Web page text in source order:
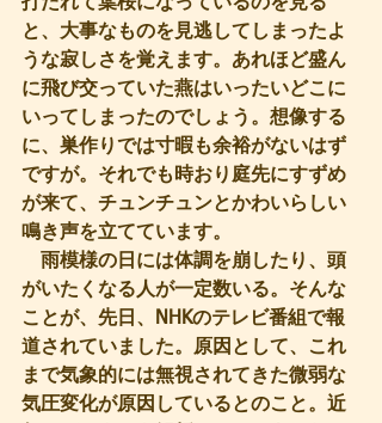
と、大事なものを見逃してしまったよ
うな寂しさを覚えます。あれほど盛ん
に飛び交っていた燕はいったいどこに
いってしまったのでしょう。想像する
に、巣作りでは寸暇も余裕がないはず
ですが。それでも時おり庭先にすずめ
が来て、チュンチュンとかわいらしい
鳴き声を立てています。
雨模様の日には体調を崩したり、頭
がいたくなる人が一定数いる。そんな
ことが、先日、NHKのテレビ番組で報
道されていました。原因として、これ
まで気象的には無視されてきた微弱な
気圧変化が原因しているとのこと。近